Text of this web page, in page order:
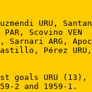
URU,
Scovino VEN
ARG,
Pérez
goals URU (13),
2 and 1959-1.